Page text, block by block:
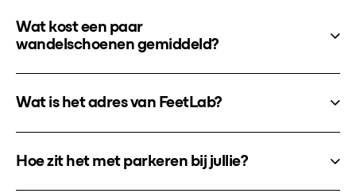
Wat kost een paar
wandelschoenen gemiddeld?
Wat is het adres van FeetLab?
Hoe zit het met parkeren bij jullie?